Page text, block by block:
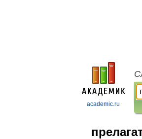
academic.ru